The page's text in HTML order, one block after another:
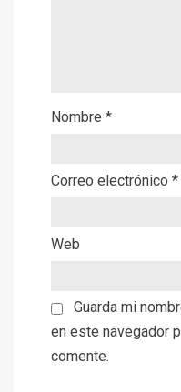
Nombre *
Correo electrónico *
Web
Guarda mi
en este navegador
comente.